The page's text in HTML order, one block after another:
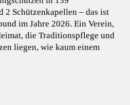
Schützenkapellen – das ist
im Jahre 2026. Ein Verein,
die Traditionspflege und
liegen, wie kaum einem